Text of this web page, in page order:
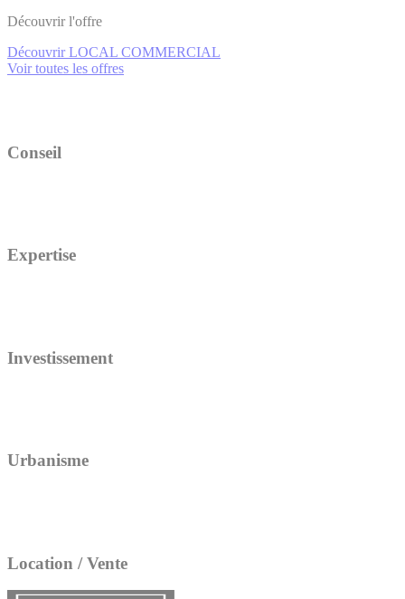
Découvrir l'offre
Découvrir LOCAL COMMERCIAL
Voir toutes les offres
Conseil
Expertise
Investissement
Urbanisme
Location / Vente